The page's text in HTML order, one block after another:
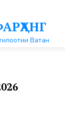
Ватан